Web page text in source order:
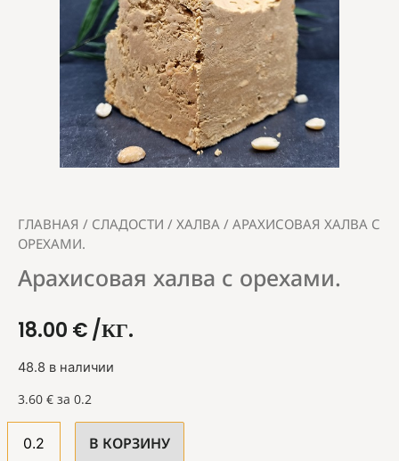
ГЛАВНАЯ / СЛАДОСТИ / ХАЛВА / АРАХИСОВАЯ ХАЛВА С
ОРЕХАМИ.
Арахисовая халва с орехами.
18.00 €/КГ.
48.8 в наличии
3.60 € за 0.2
В КОРЗИНУ